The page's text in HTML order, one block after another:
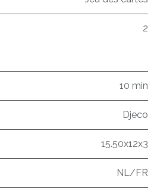
2
10 min
Djeco
15.50x12x3
NL/FR